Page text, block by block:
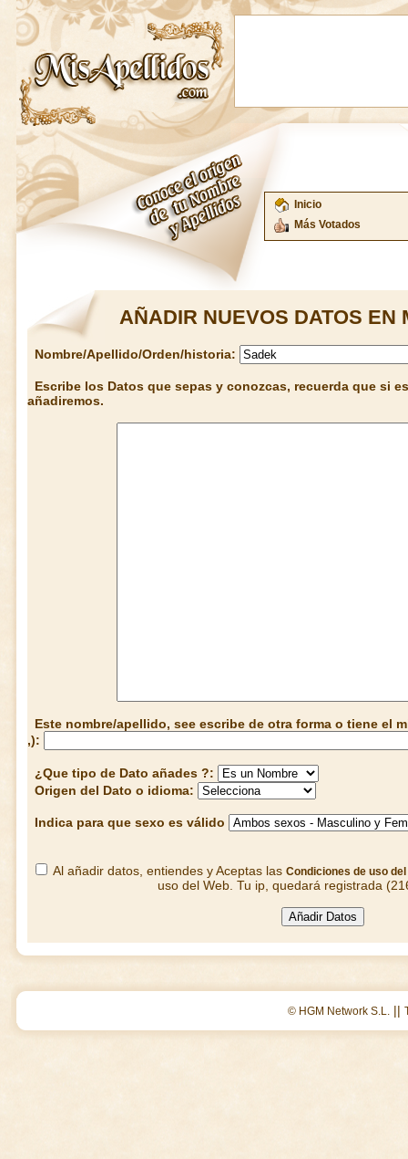
Inicio
Más Votados
AÑADIR NUEVOS DATOS EN
Nombre/Apellido/Orden/historia:
Escribe los Datos que sepas y conozcas, recuerda que si
añadiremos.
Este nombre/apellido, see escribe de otra forma o tiene el
,):
¿Que tipo de Dato añades ?:
Origen del Dato o idioma:
Indica para que sexo es válido
Al añadir datos, entiendes y Aceptas las Condiciones de uso del
uso del Web. Tu ip, quedará registrada
© HGM Network S.L. ||